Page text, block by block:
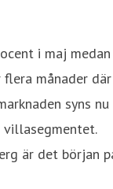
i maj medan
månader där
syns nu
är det början